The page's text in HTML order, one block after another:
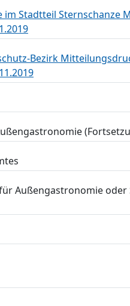
Stadtteil Sternschanze
Bezirk
Außengastronomie